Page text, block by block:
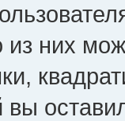
них